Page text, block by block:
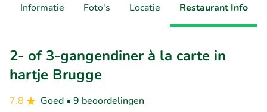
Informatie Foto's Locatie Restaurant Info
2- of 3-gangendiner à la carte in
hartje Brugge
7.8 Goed • 9 beoordelingen